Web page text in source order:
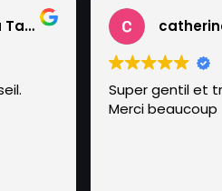
Valérie Faideau Talfumier
Super gentil et
Merci beaucoup